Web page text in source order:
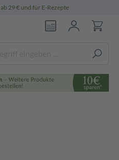
ab 29 € und für E-Rezepte